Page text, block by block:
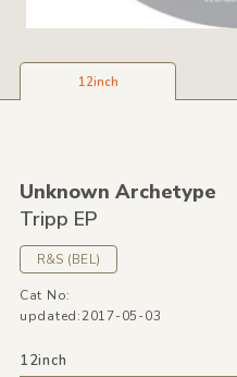
12inch
Unknown Archetype
Tripp EP
R&S (BEL)
Cat No:
updated:2017-05-03
12inch